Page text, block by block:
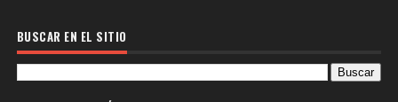
BUSCAR EN EL SITIO